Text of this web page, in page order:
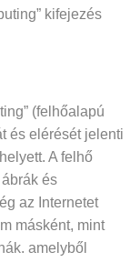
kifejezés
(felhőalapú
és elérését jelenti
A felhő
és
az Internetet
másként, mint
amelyből